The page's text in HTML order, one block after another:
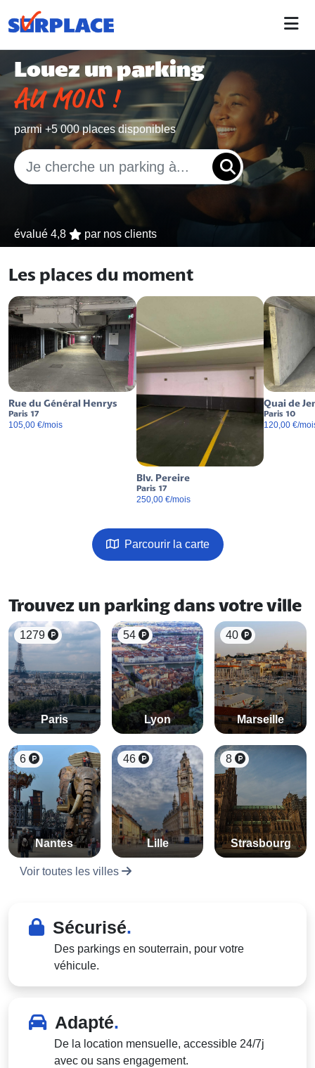
Louez un parking
AU MOIS !
parmi +5 000 places disponibles
évalué 4,8 par nos clients
Les places du moment
Rue du Général Henrys
Paris 17
105,00 €/mois
Blv. Pereire
Paris 17
250,00 €/mois
Quai de
Paris 10
120,00 €/
Parcourir la carte
Trouvez un parking dans votre ville
1279
Paris
54
Lyon
40
Marseille
6
Nantes
46
Lille
8
Strasbourg
Voir toutes les villes
Sécurisé.
Des parkings en souterrain, pour votre
véhicule.
Adapté.
De la location mensuelle, accessible 24/7j
avec ou sans engagement.